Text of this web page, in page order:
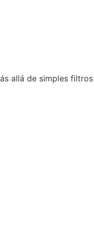
allá de simples